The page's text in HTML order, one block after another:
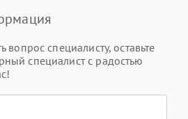
вопрос специалисту, оставьте
специалист с радостью